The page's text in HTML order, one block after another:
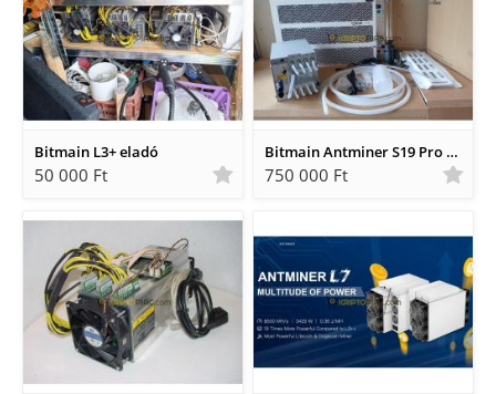
Bitmain L3+ eladó
50 000 Ft
Bitmain Antminer S19 Pro + Hydro 198 ths vízhűtéses bitcoin miner.
750 000 Ft